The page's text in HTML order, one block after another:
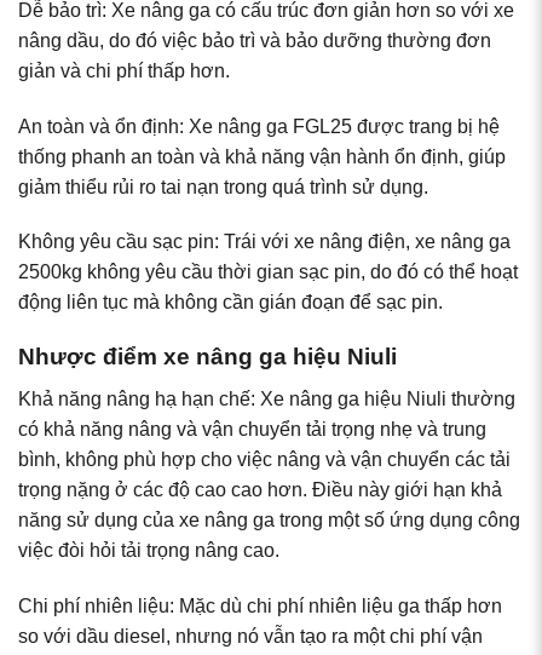
Dễ bảo trì: Xe nâng ga có cấu trúc đơn giản hơn so với xe
nâng dầu, do đó việc bảo trì và bảo dưỡng thường đơn
giản và chi phí thấp hơn.
An toàn và ổn định: Xe nâng ga FGL25 được trang bị hệ
thống phanh an toàn và khả năng vận hành ổn định, giúp
giảm thiểu rủi ro tai nạn trong quá trình sử dụng.
Không yêu cầu sạc pin: Trái với xe nâng điện, xe nâng ga
2500kg không yêu cầu thời gian sạc pin, do đó có thể hoạt
động liên tục mà không cần gián đoạn để sạc pin.
Nhược điểm xe nâng ga hiệu Niuli
Khả năng nâng hạ hạn chế: Xe nâng ga hiệu Niuli thường
có khả năng nâng và vận chuyển tải trọng nhẹ và trung
bình, không phù hợp cho việc nâng và vận chuyển các tải
trọng nặng ở các độ cao cao hơn. Điều này giới hạn khả
năng sử dụng của xe nâng ga trong một số ứng dụng công
việc đòi hỏi tải trọng nâng cao.
Chi phí nhiên liệu: Mặc dù chi phí nhiên liệu ga thấp hơn
so với dầu diesel, nhưng nó vẫn tạo ra một chi phí vận